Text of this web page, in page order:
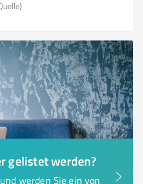
gelistet werden?
werden Sie ein von